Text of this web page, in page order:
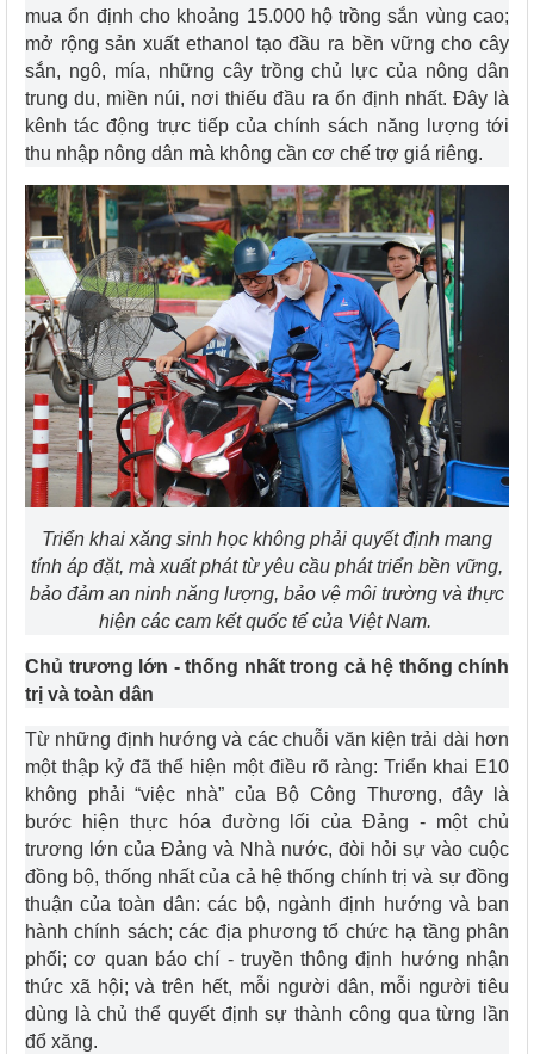
mua ổn định cho khoảng 15.000 hộ trồng sắn vùng cao;
mở rộng sản xuất ethanol tạo đầu ra bền vững cho cây
sắn, ngô, mía, những cây trồng chủ lực của nông dân
trung du, miền núi, nơi thiếu đầu ra ổn định nhất. Đây là
kênh tác động trực tiếp của chính sách năng lượng tới
thu nhập nông dân mà không cần cơ chế trợ giá riêng.
Triển khai xăng sinh học không phải quyết định mang
tính áp đặt, mà xuất phát từ yêu cầu phát triển bền vững,
bảo đảm an ninh năng lượng, bảo vệ môi trường và thực
hiện các cam kết quốc tế của Việt Nam.
Chủ trương lớn - thống nhất trong cả hệ thống chính
trị và toàn dân
Từ những định hướng và các chuỗi văn kiện trải dài hơn
một thập kỷ đã thể hiện một điều rõ ràng: Triển khai E10
không phải “việc nhà” của Bộ Công Thương, đây là
bước hiện thực hóa đường lối của Đảng - một chủ
trương lớn của Đảng và Nhà nước, đòi hỏi sự vào cuộc
đồng bộ, thống nhất của cả hệ thống chính trị và sự đồng
thuận của toàn dân: các bộ, ngành định hướng và ban
hành chính sách; các địa phương tổ chức hạ tầng phân
phối; cơ quan báo chí - truyền thông định hướng nhận
thức xã hội; và trên hết, mỗi người dân, mỗi người tiêu
dùng là chủ thể quyết định sự thành công qua từng lần
đổ xăng.